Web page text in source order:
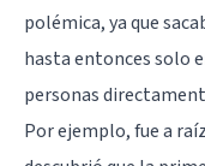
polémica, ya que
hasta entonces solo
personas
Por ejemplo, fue a